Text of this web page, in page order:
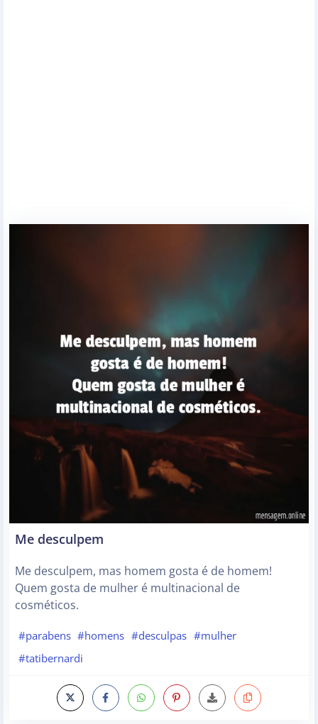
Me desculpem
Me desculpem, mas homem gosta é de homem!
Quem gosta de mulher é multinacional de
cosméticos.
#parabens #homens #desculpas #mulher
#tatibernardi